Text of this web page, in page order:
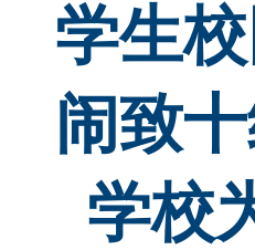
学生
闹致
学校